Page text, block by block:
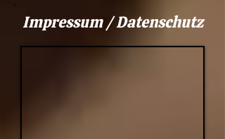
Impressum / Datenschutz